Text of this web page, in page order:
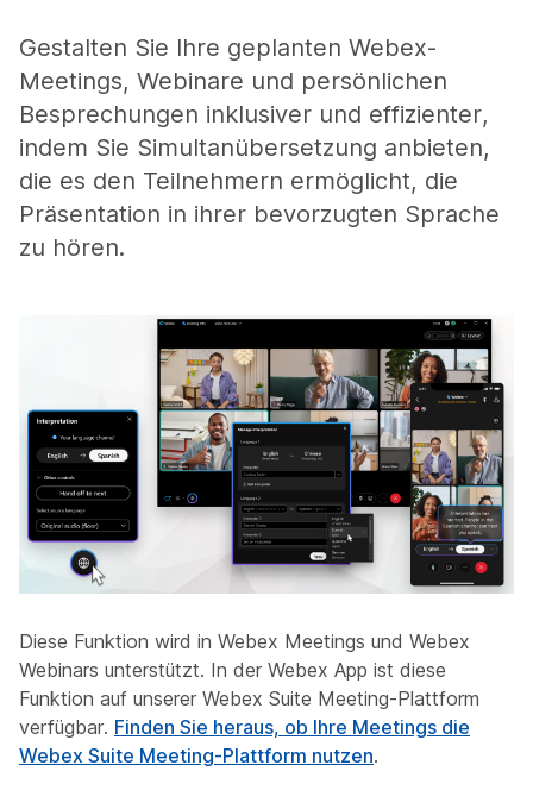
Gestalten Sie Ihre geplanten Webex-
Meetings, Webinare und persönlichen
Besprechungen inklusiver und effizienter,
indem Sie Simultanübersetzung anbieten,
die es den Teilnehmern ermöglicht, die
Präsentation in ihrer bevorzugten Sprache
zu hören.
Diese Funktion wird in Webex Meetings und Webex
Webinars unterstützt. In der Webex App ist diese
Funktion auf unserer Webex Suite Meeting-Plattform
verfügbar. Finden Sie heraus, ob Ihre Meetings die
Webex Suite Meeting-Plattform nutzen.